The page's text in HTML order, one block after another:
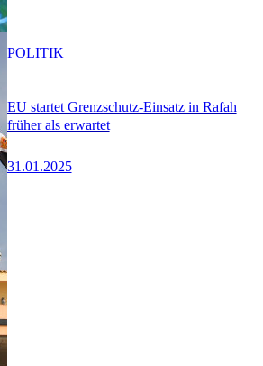
EU startet Grenzschutz-Einsatz in Rafah
früher als erwartet
31.01.2025
POLITIK